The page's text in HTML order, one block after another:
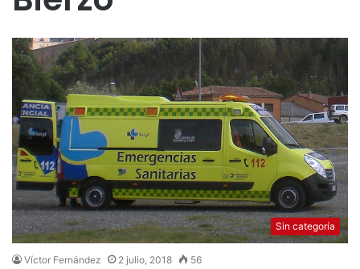
Sin categoría
Víctor Fernández 2 julio, 2018 56